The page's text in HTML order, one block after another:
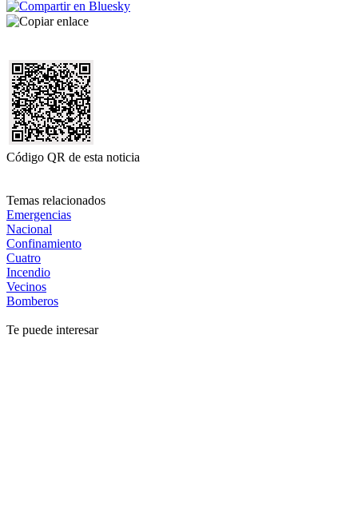
Código QR de esta noticia
Temas relacionados
Emergencias
Nacional
Confinamiento
Cuatro
Incendio
Vecinos
Bomberos
Te puede interesar